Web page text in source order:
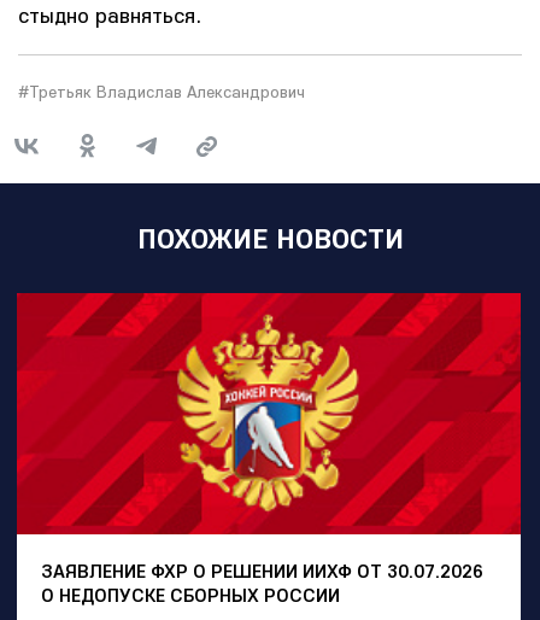
стыдно равняться.
#Третьяк Владислав Александрович
ПОХОЖИЕ НОВОСТИ
ЗАЯВЛЕНИЕ ФХР О РЕШЕНИИ ИИХФ ОТ 30.07.2026
О НЕДОПУСКЕ СБОРНЫХ РОССИИ